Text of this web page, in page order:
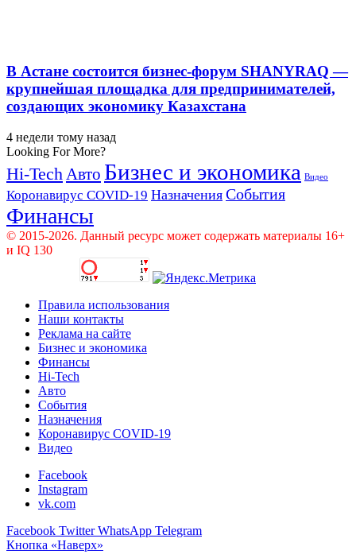
В Астане состоится бизнес-форум SHANYRAQ —
крупнейшая площадка для предпринимателей,
создающих экономику Казахстана
4 недели тому назад
Looking For More?
Hi-Tech Авто Бизнес и экономика Видео
Коронавирус COVID-19 Назначения События
Финансы
© 2015-2026. Данный ресурс может содержать материалы 16+
и IQ 130
Правила использования
Наши контакты
Реклама на сайте
Бизнес и экономика
Финансы
Hi-Tech
Авто
События
Назначения
Коронавирус COVID-19
Видео
Facebook
Instagram
vk.com
Facebook Twitter WhatsApp Telegram
Кнопка «Наверх»